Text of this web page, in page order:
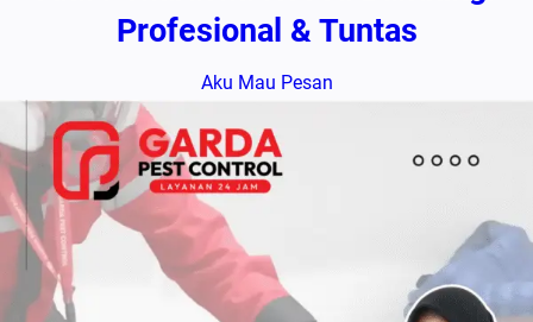
Profesional & Tuntas
Aku Mau Pesan